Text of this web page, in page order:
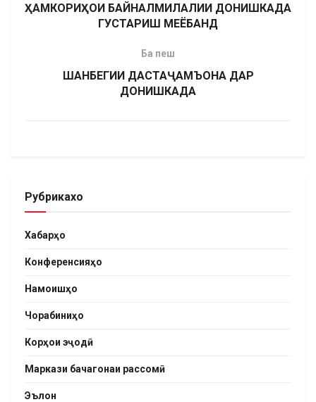
ҲАМКОРИҲОИ БАЙНАЛМИЛАЛИИ ДОНИШКАДА
ГУСТАРИШ МЕЁБАНД
Ба пеш
ШАНБЕГИИ ДАСТАҶАМЪОНА ДАР
ДОНИШКАДА
Рубрикахо
Хабарҳо
Конференсияҳо
Намоишҳо
Чорабиниҳо
Корҳои эҷодӣ
Маркази бачагонаи рассомӣ
Эълон